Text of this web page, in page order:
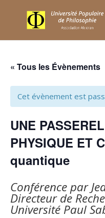
« Tous les Évènements
Cet évènement est
UNE
PHYSIQUE ET
quantique
Conférence par
Directeur de
Université Paul